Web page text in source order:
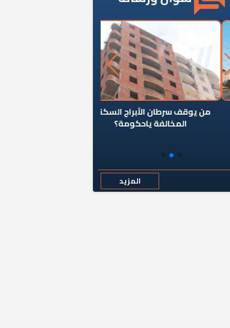
من يوقف سرطان الأبراج السكنية
المخالفة ياحكومة؟
المزيد